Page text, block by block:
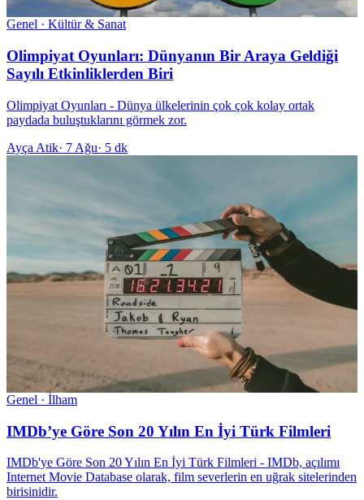
Genel · Kültür & Sanat
Olimpiyat Oyunları: Dünyanın Bir Araya Geldiği
Sayılı Etkinliklerden Biri
Olimpiyat Oyunları - Dünya ülkelerinin çok çok kolay ortak
paydada buluştuklarını görmek zor.
Ayça Atik· 7 Ağu· 5 dk
Genel · İlham
IMDb’ye Göre Son 20 Yılın En İyi Türk Filmleri
IMDb'ye Göre Son 20 Yılın En İyi Türk Filmleri - IMDb, açılımı
Internet Movie Database olarak, film severlerin en uğrak sitelerinden
birisinidir.